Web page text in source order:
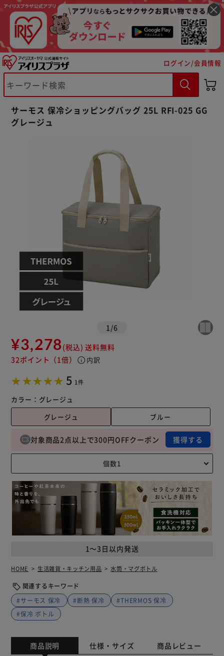
ログイン/会員情報
サーモス 保冷ショッピングバッグ 25L RFI-025 GG
グレージュ
1 /6
¥3,278(税込) 送料無料
32ポイント （1倍） info 内訳
5 1件
カラー： グレージュ
グレージュ
ブルー
1～3日以内発送
対象商品2点以上で300円OFFクーポン 獲得する
HOME 生活雑貨・キッチン用品 水筒・マグボトル
関連するキーワード
#サーモス 保冷
#断熱 保冷
#THERMOS 保冷
#保冷 ボトル
商品説明 仕様・サイズ 商品レビュー
※ご確認ください
カートに入れる 購入手続きへ